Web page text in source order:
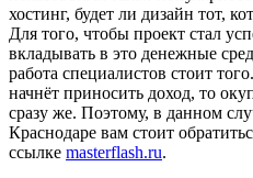
хостинг, будет ли дизайн тот,
Для того, чтобы проект стал
вкладывать в это денежные
работа специалистов стоит
начнёт приносить доход, то
сразу же. Поэтому, в данном
Краснодаре вам стоит
ссылке masterflash.ru.